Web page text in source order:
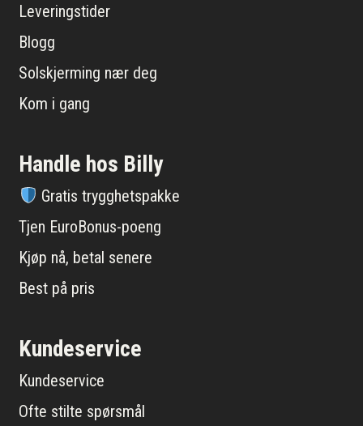
Leveringstider
Blogg
Solskjerming nær deg
Kom i gang
Handle hos Billy
Gratis trygghetspakke
Tjen EuroBonus-poeng
Kjøp nå, betal senere
Best på pris
Kundeservice
Kundeservice
Ofte stilte spørsmål